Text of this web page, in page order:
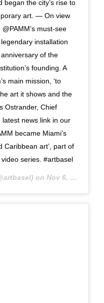
began the city’s rise to
art. — On view
must-see
installation
of the
founding. A
main mission, ‘to
art it shows and the
Ostrander, Chief
news link in our
became Miami’s
Caribbean art’, part of
video series. #artbasel
on Nov 6, 2018 at 8:53am PST